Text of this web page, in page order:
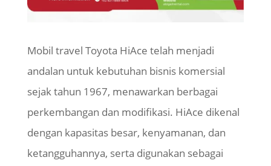
Mobil travel Toyota HiAce telah menjadi
andalan untuk kebutuhan bisnis komersial
sejak tahun 1967, menawarkan berbagai
perkembangan dan modifikasi. HiAce dikenal
dengan kapasitas besar, kenyamanan, dan
ketangguhannya, serta digunakan sebagai